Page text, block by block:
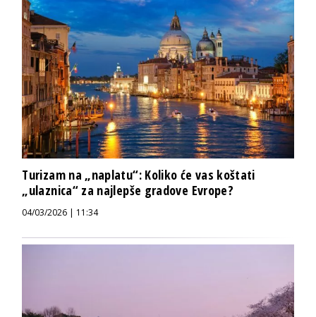
Turizam na „naplatu“: Koliko će vas koštati
„ulaznica“ za najlepše gradove Evrope?
04/03/2026 | 11:34